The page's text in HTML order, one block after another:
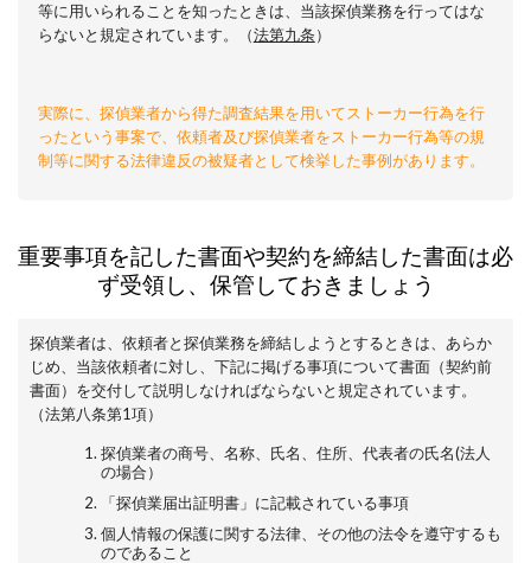
等に用いられることを知ったときは、当該探偵業務を行ってはな
らないと規定されています。（法第九条）
実際に、探偵業者から得た調査結果を用いてストーカー行為を行
ったという事案で、依頼者及び探偵業者をストーカー行為等の規
制等に関する法律違反の被疑者として検挙した事例があります。
重要事項を記した書面や契約を締結した書面は必
ず受領し、保管しておきましょう
探偵業者は、依頼者と探偵業務を締結しようとするときは、あらか
じめ、当該依頼者に対し、下記に掲げる事項について書面（契約前
書面）を交付して説明しなければならないと規定されています。
（法第八条第1項）
探偵業者の商号、名称、氏名、住所、代表者の氏名(法人
の場合）
「探偵業届出証明書」に記載されている事項
個人情報の保護に関する法律、その他の法令を遵守するも
のであること